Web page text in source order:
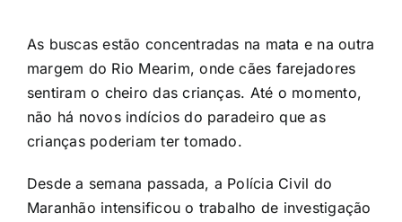
As buscas estão concentradas na mata e na outra
margem do Rio Mearim, onde cães farejadores
sentiram o cheiro das crianças. Até o momento,
não há novos indícios do paradeiro que as
crianças poderiam ter tomado.
Desde a semana passada, a Polícia Civil do
Maranhão intensificou o trabalho de investigação